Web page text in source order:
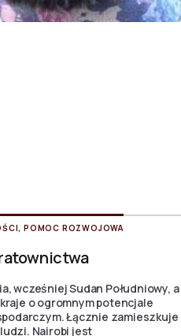
, POMOC ROZWOJOWA
ratownictwa
wcześniej Sudan Południowy, a
o ogromnym potencjale
Łącznie zamieszkuje
Nairobi jest